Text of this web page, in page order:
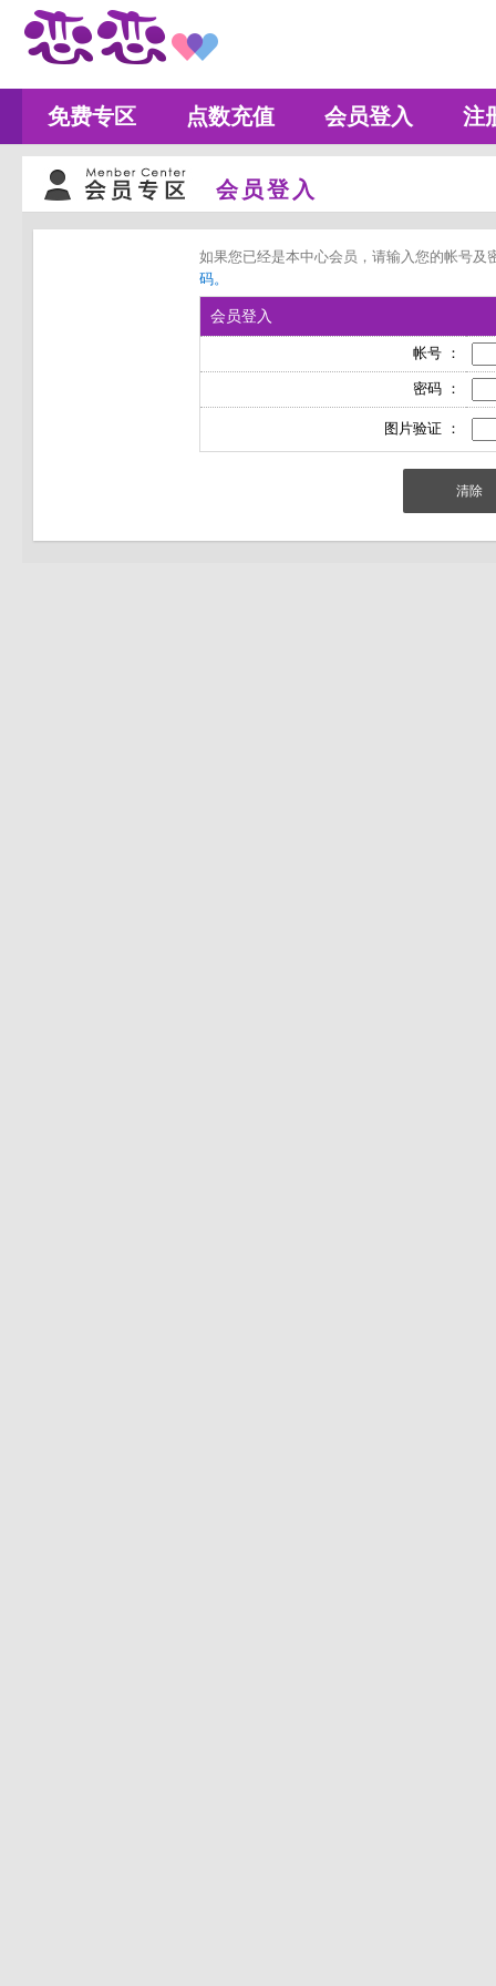
免费专区 点数充值 会员登入 注
会员登入
如果您已经是本中心会员，请输入您的帐号
码。
会员登入
帐号 ：
密码 ：
图片验证 ：